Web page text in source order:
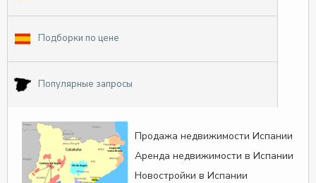
Подборки по цене
Популярные запросы
Продажа недвижимости Испании
Аренда недвижимости в Испании
Новостройки в Испании